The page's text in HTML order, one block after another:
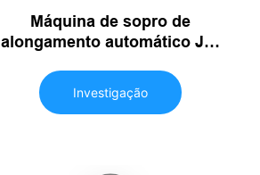
Máquina de sopro de
alongamento automático JS-
fabricação de garrafas de
animais de estimação plástico
Investigação